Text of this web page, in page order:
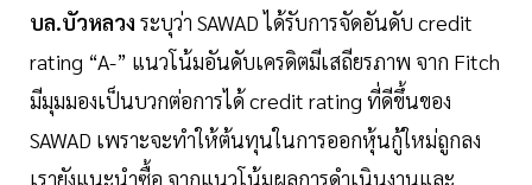
บล.บัวหลวง ระบุว่า SAWAD ได้รับการจัดอันดับ credit
rating “A-” แนวโน้มอันดับเครดิตมีเสถียรภาพ จาก Fitch
มีมุมมองเป็นบวกต่อการได้ credit rating ที่ดีขึ้นของ
SAWAD เพราะจะทำให้ต้นทุนในการออกหุ้นกู้ใหม่ถูกลง
เรายังแนะนำซื้อ จากแนวโน้มผลการดำเนินงานและ